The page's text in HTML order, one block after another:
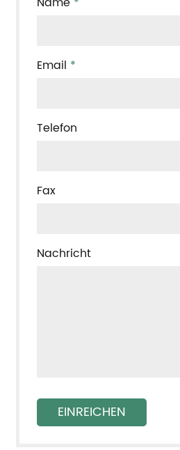
Email *
Telefon
Fax
Nachricht